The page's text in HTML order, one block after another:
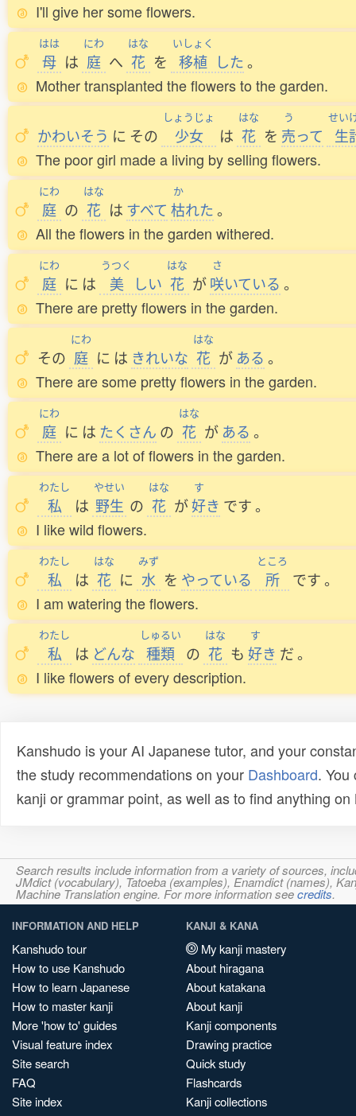
I'll give her some flowers.
はは
母 は
にわ
庭 へ
はな
花 を
いしょく
移植 した。
Mother transplanted the flowers to the garden.
かわいそう に その
しょうじょ
少女 は
はな
花 を
う
売って
せい
生
The poor girl made a living by selling flowers.
にわ
庭 の
はな
花 は すべて
か
枯れた。
All the flowers in the garden withered.
にわ
庭 に は
うつく
美 しい
はな
花 が
さ
咲いている 。
There are pretty flowers in the garden.
その
にわ
庭 に は きれいな
はな
花 が ある 。
There are some pretty flowers in the garden.
にわ
庭 に は たくさん の
はな
花 が ある 。
There are a lot of flowers in the garden.
わたし
私 は
やせい
野生 の
はな
花 が
す
好き です。
I like wild flowers.
わたし
私 は
はな
花 に
みず
水 を やっている
ところ
所 です。
I am watering the flowers.
わたし
私 は どんな
しゅるい
種類 の
はな
花 も
す
好き だ。
I like flowers of every description.
Kanshudo is your AI Japanese tutor, and your
the study recommendations on your Dashboard. You
kanji or grammar point, as well as to find anything
Search results include information from a variety of sources,
JMdict (vocabulary), Tatoeba (examples), Enamdict (names),
Machine Translation engine. For more information seecredits.
INFORMATION AND HELP
Kanshudo tour
How to use Kanshudo
How to learn Japanese
How to master kanji
More 'how to' guides
Visual feature index
Site search
FAQ
Site index
KANJI & KANA
My kanji mastery
About hiragana
About katakana
About kanji
Kanji components
Drawing practice
Quick study
Flashcards
Kanji collections